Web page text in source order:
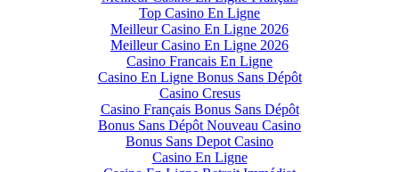
Top Casino En Ligne
Meilleur Casino En Ligne 2026
Meilleur Casino En Ligne 2026
Casino Francais En Ligne
Casino En Ligne Bonus Sans Dépôt
Casino Cresus
Casino Français Bonus Sans Dépôt
Bonus Sans Dépôt Nouveau Casino
Bonus Sans Depot Casino
Casino En Ligne